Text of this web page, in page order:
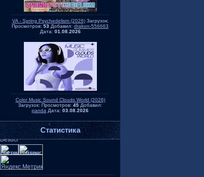
VA - Spring Psychedelism (2026)Загрузок:
Просмотров: 53 Добавил: drakon-556663
Дата: 01.08.2026
Color Music Sound Clouds World (2026)
Загрузок: Просмотров: 45 Добавил:
panda Дата: 03.08.2026
Статистика